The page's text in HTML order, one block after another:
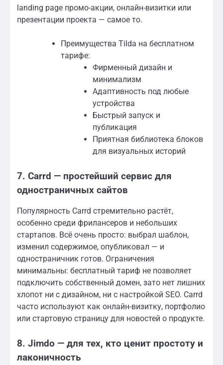
landing page промо-акции, онлайн-визитки или
презентации проекта — самое то.
Преимущества Tilda на бесплатном
тарифе:
Фирменный дизайн и
минимализм
Адаптивность под любые
устройства
Быстрый запуск и
публикация
Приятная библиотека блоков
для визуальных историй
7. Carrd — простейший сервис для
одностраничных сайтов
Популярность Carrd стремительно растёт,
особенно среди фрилансеров и небольших
стартапов. Всё очень просто: выбрал шаблон,
изменил содержимое, опубликовал — и
одностраничник готов. Ограничения
минимальны: бесплатный тариф не позволяет
подключить собственный домен, зато нет лишних
хлопот ни с дизайном, ни с настройкой SEO. Carrd
часто используют как онлайн-визитку, портфолио
или стартовую страницу для новостей о продукте.
8. Jimdo — для тех, кто ценит простоту и
лаконичность